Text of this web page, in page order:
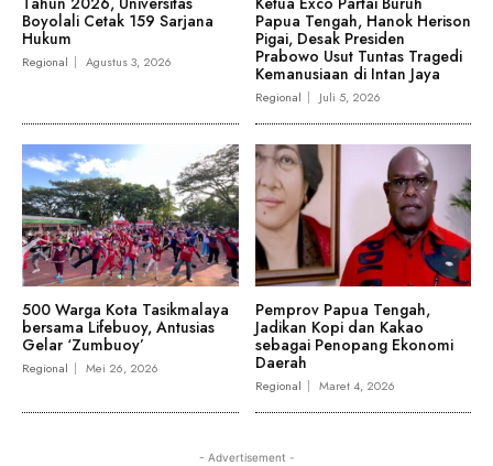
Boyolali Cetak 159 Sarjana
Hukum
Regional Agustus 3, 2026
Papua Tengah, Hanok Herison
Pigai, Desak Presiden
Prabowo Usut Tuntas Tragedi
Kemanusiaan di Intan Jaya
Regional Juli 5, 2026
500 Warga Kota Tasikmalaya
bersama Lifebuoy, Antusias
Gelar ‘Zumbuoy’
Regional Mei 26, 2026
Pemprov Papua Tengah,
Jadikan Kopi dan Kakao
sebagai Penopang Ekonomi
Daerah
Regional Maret 4, 2026
- Advertisement -